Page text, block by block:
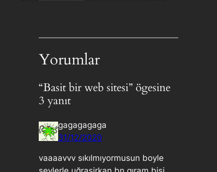
Yorumlar
“Basit bir web sitesi” ögesine
3 yanıt
gagagagaga
31/12/2020
vaaaavvv sıkılmıyormusun boyle